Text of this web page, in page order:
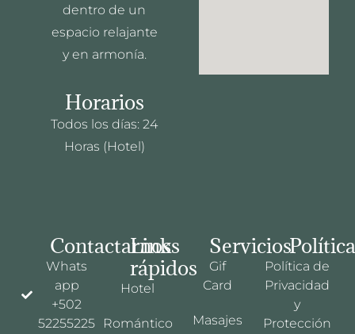
dentro de un
espacio relajante
y en armonía.
Horarios
Todos los días: 24
Horas (Hotel)
Contactarnos
Whats
app
+502
52255225
Links
rápidos
Hotel
Romántico
Servicios
Gif
Card
Masajes
Política de
Privacidad
y
Protección